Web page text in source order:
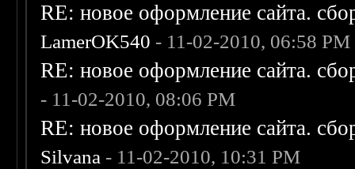
RE: новое оформление сайта.
LamerOK540 - 11-02-2010, 06:58 PM
RE: новое оформление сайта.
- 11-02-2010, 08:06 PM
RE: новое оформление сайта.
Silvana - 11-02-2010, 10:31 PM